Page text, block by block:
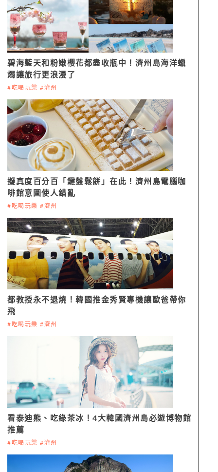
碧海藍天和粉嫩櫻花都盡收瓶中！濟州島海洋蠟
燭讓旅行更浪漫了
#吃喝玩樂 #濟州
擬真度百分百「鍵盤鬆餅」在此！濟州島電腦咖
啡館意圖使人錯亂
#吃喝玩樂 #濟州
都教授永不退燒！韓國推金秀賢專機讓歐爸帶你
飛
#吃喝玩樂 #濟州
看泰迪熊、吃綠茶冰！4大韓國濟州島必遊博物館
推薦
#吃喝玩樂 #濟州